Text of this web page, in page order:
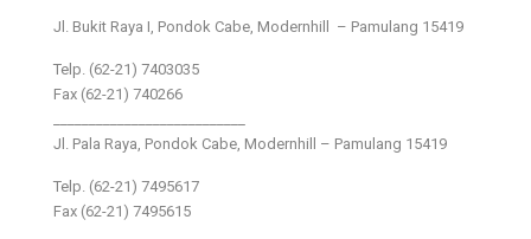
Jl. Bukit Raya I, Pondok Cabe, Modernhill – Pamulang 15419
Telp. (62-21) 7403035
Fax (62-21) 740266
Jl. Pala Raya, Pondok Cabe, Modernhill – Pamulang 15419
Telp. (62-21) 7495617
Fax (62-21) 7495615